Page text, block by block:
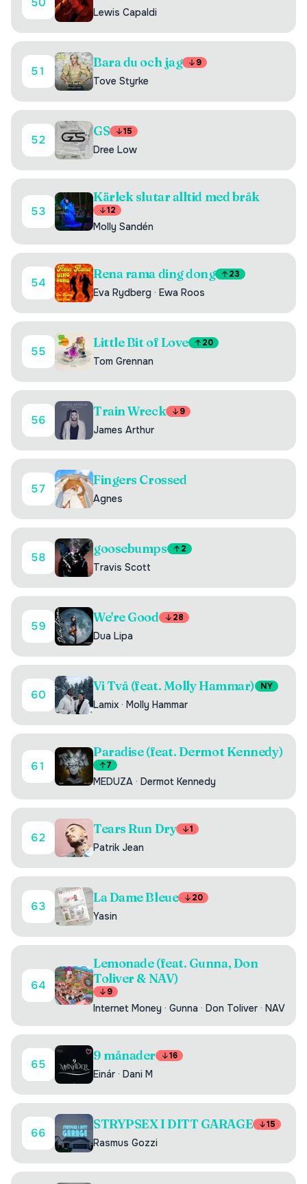
Lewis Capaldi
51
Bara du och jag 9
Tove Styrke
52
GS 15
Dree Low
53
Kärlek slutar alltid med bråk
12
Molly Sandén
54
Rena rama ding dong 23
Eva Rydberg · Ewa Roos
55
Little Bit of Love 20
Tom Grennan
56
Train Wreck 9
James Arthur
57
Fingers Crossed
Agnes
58
goosebumps 2
Travis Scott
59
We're Good 28
Dua Lipa
60
Vi Två (feat. Molly Hammar) NY
Lamix · Molly Hammar
61
Paradise (feat. Dermot Kennedy)
7
MEDUZA · Dermot Kennedy
62
Tears Run Dry 1
Patrik Jean
63
La Dame Bleue 20
Yasin
64
Lemonade (feat. Gunna, Don
Toliver & NAV)
9
Internet Money · Gunna · Don Toliver · NAV
65
9 månader 16
Einár · Dani M
66
STRYPSEX I DITT GARAGE 15
Rasmus Gozzi